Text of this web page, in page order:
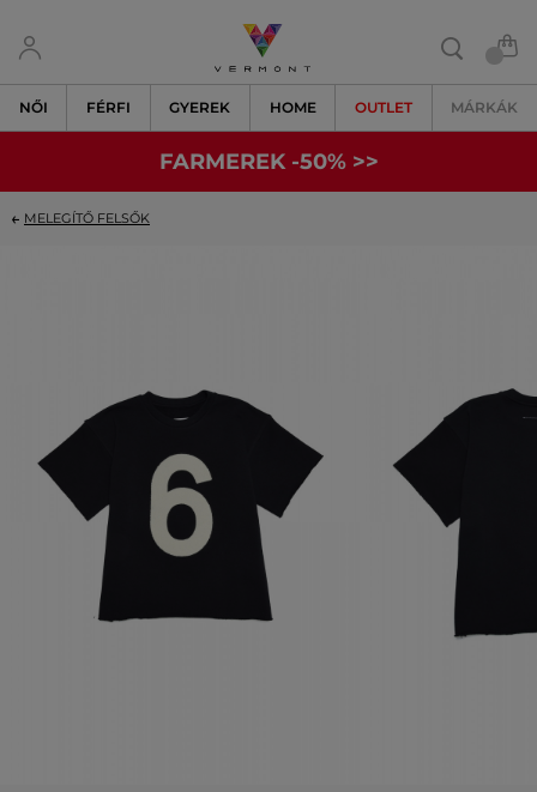
NŐI FÉRFI GYEREK HOME OUTLET MÁRKÁK
FARMEREK -50% >>
MELEGÍTŐ FELSŐK